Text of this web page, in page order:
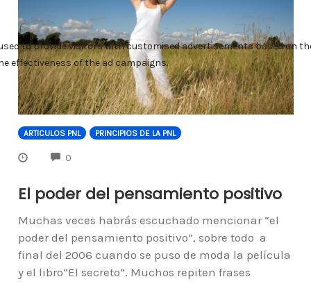
ARTICULOS PNL PRINCIPIOS DE LA PNL
0
El poder del pensamiento positivo
Muchas veces habrás escuchado mencionar “el
poder del pensamiento positivo”, sobre todo a
final del 2006 cuando se puso de moda la película
y el libro“El secreto”. Muchos repiten frases